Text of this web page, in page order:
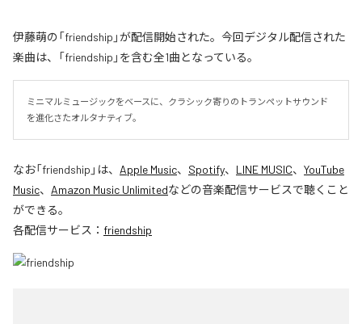
伊藤萌の「friendship」が配信開始された。今回デジタル配信された
楽曲は、「friendship」を含む全1曲となっている。
ミニマルミュージックをベースに、クラシック寄りのトランペットサウンド
を進化さたオルタナティブ。
なお「friendship 」は、 Apple Music、 Spotify、 LINE MUSIC、 YouTube
Music、 Amazon Music Unlimitedなどの音楽配信サービスで聴くこと
ができる。
各配信サービス： friendship